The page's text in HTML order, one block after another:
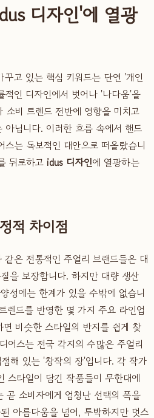
디자인'에 열광
고 있는 핵심 키워드는 단연 '개인
적인 디자인에서 벗어나 '나다움'을
소비 트렌드 전반에 영향을 미치고
아닙니다. 이러한 흐름 속에서 핸드
스는 독보적인 대안으로 떠올랐습니
뒤로하고 idus 디자인에 열광하는
적 차이점
같은 전통적인 주얼리 브랜드들은 대
을 보장합니다. 하지만 대량 생산
성에는 한계가 있을 수밖에 없습니
렌드를 반영한 몇 가지 주요 라인업
비슷한 스타일의 반지를 쉽게 찾
어스는 전국 각지의 수많은 주얼리
해 있는 '창작의 장'입니다. 각 작가
스타일이 담긴 작품들이 무한대에
곧 소비자에게 엄청난 선택의 폭을
아름다움을 넘어, 투박하지만 멋스